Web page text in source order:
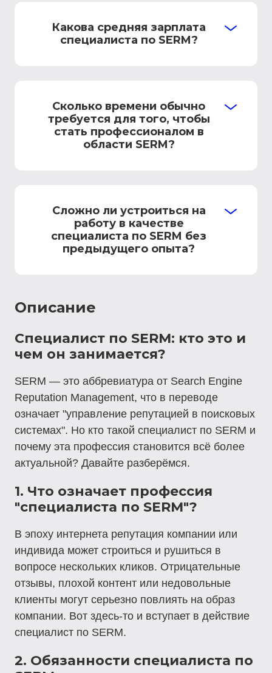
Какова средняя зарплата
специалиста по SERM?
Сколько времени обычно
требуется для того, чтобы
стать профессионалом в
области SERM?
Сложно ли устроиться на
работу в качестве
специалиста по SERM без
предыдущего опыта?
Описание
Специалист по SERM: кто это и
чем он занимается?
SERM — это аббревиатура от Search Engine
Reputation Management, что в переводе
означает "управление репутацией в поисковых
системах". Но кто такой специалист по SERM и
почему эта профессия становится всё более
актуальной? Давайте разберёмся.
1. Что означает профессия
"специалиста по SERM"?
В эпоху интернета репутация компании или
индивида может строиться и рушиться в
вопросе нескольких кликов. Отрицательные
отзывы, плохой контент или недовольные
клиенты могут серьезно повлиять на образ
компании. Вот здесь-то и вступает в действие
специалист по SERM.
2. Обязанности специалиста по